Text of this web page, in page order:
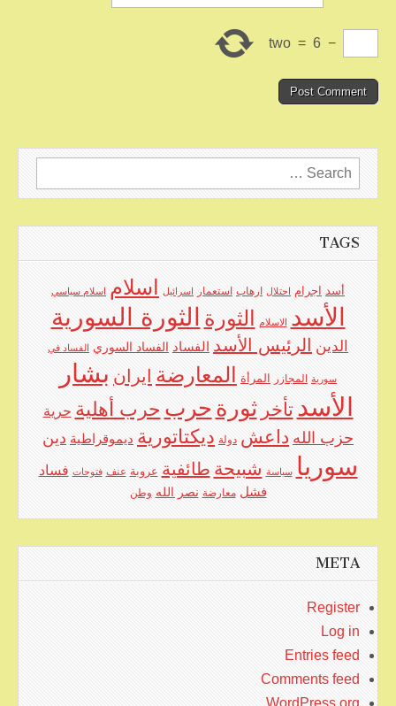
−
6
=
two
Search
for:
TAGS
أسد اجرام احتلال ارهاب استعمار اسرائيل اسلام اسلام سياسي
الأسد الاسلام الثورة الثورة السورية
الدين الرئيس الأسد الفساد الفساد السوري الفساد في
سورية المجازر المرأة المعارضة ايران بشار
الأسد تأخر ثورة حرب حرب أهلية حرية
حزب الله داعش دولة ديكتاتورية ديموقراطية دين
سوريا سياسة شبيحة طائفية عروبة عنف فتوحات فساد
فشل معارضة نصر الله وطن
META
Register
Log in
Entries feed
Comments feed
WordPress.org